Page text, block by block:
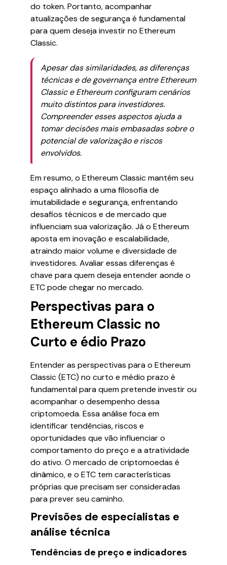
do token. Portanto, acompanhar
atualizações de segurança é fundamental
para quem deseja investir no Ethereum
Classic.
Apesar das similaridades, as diferenças
técnicas e de governança entre Ethereum
Classic e Ethereum configuram cenários
muito distintos para investidores.
Compreender esses aspectos ajuda a
tomar decisões mais embasadas sobre o
potencial de valorização e riscos
envolvidos.
Em resumo, o Ethereum Classic mantém seu
espaço alinhado a uma filosofia de
imutabilidade e segurança, enfrentando
desafios técnicos e de mercado que
influenciam sua valorização. Já o Ethereum
aposta em inovação e escalabilidade,
atraindo maior volume e diversidade de
investidores. Avaliar essas diferenças é
chave para quem deseja entender aonde o
ETC pode chegar no mercado.
Perspectivas para o
Ethereum Classic no
Curto e édio Prazo
Entender as perspectivas para o Ethereum
Classic (ETC) no curto e médio prazo é
fundamental para quem pretende investir ou
acompanhar o desempenho dessa
criptomoeda. Essa análise foca em
identificar tendências, riscos e
oportunidades que vão influenciar o
comportamento do preço e a atratividade
do ativo. O mercado de criptomoedas é
dinâmico, e o ETC tem características
próprias que precisam ser consideradas
para prever seu caminho.
Previsões de especialistas e
análise técnica
Tendências de preço e indicadores